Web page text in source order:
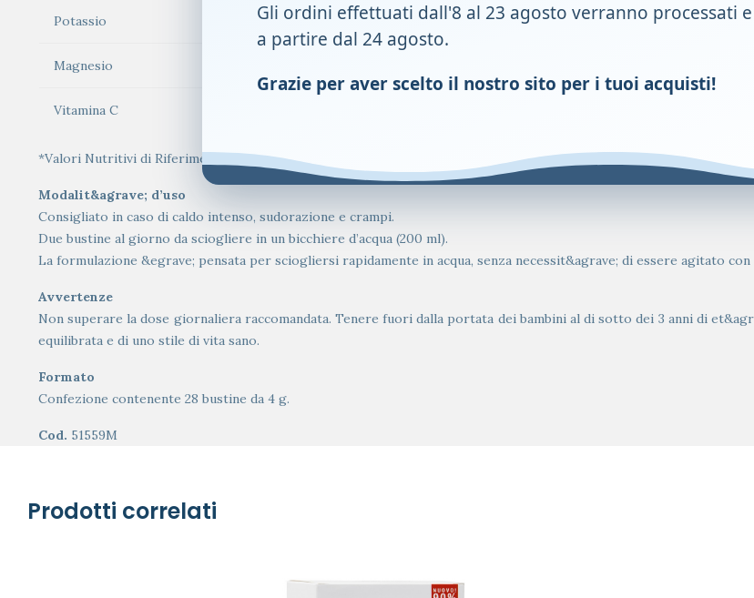
Potassio 600 mg
Magnesio
Vitamina C
*Valori Nutritivi di Riferimento
Modalit&agrave; d’uso
Consigliato in caso di caldo intenso, sudorazione e crampi.
Due bustine al giorno da sciogliere in un bicchiere d’acqua (200 ml).
La formulazione &egrave; pensata per sciogliersi rapidamente in acqua, senza necessit&agrave; di essere agitato con
Avvertenze
Non superare la dose giornaliera raccomandata. Tenere fuori dalla portata dei bambini al di sotto dei 3 anni di
equilibrata e di uno stile di vita sano.
Formato
Confezione contenente 28 bustine da 4 g.
Cod. 51559M
Prodotti correlati
Gli ordini effettuati dall'8 al 23 agosto verranno processati
a partire dal 24 agosto.
Grazie per aver scelto il nostro sito per i tuoi acquisti!